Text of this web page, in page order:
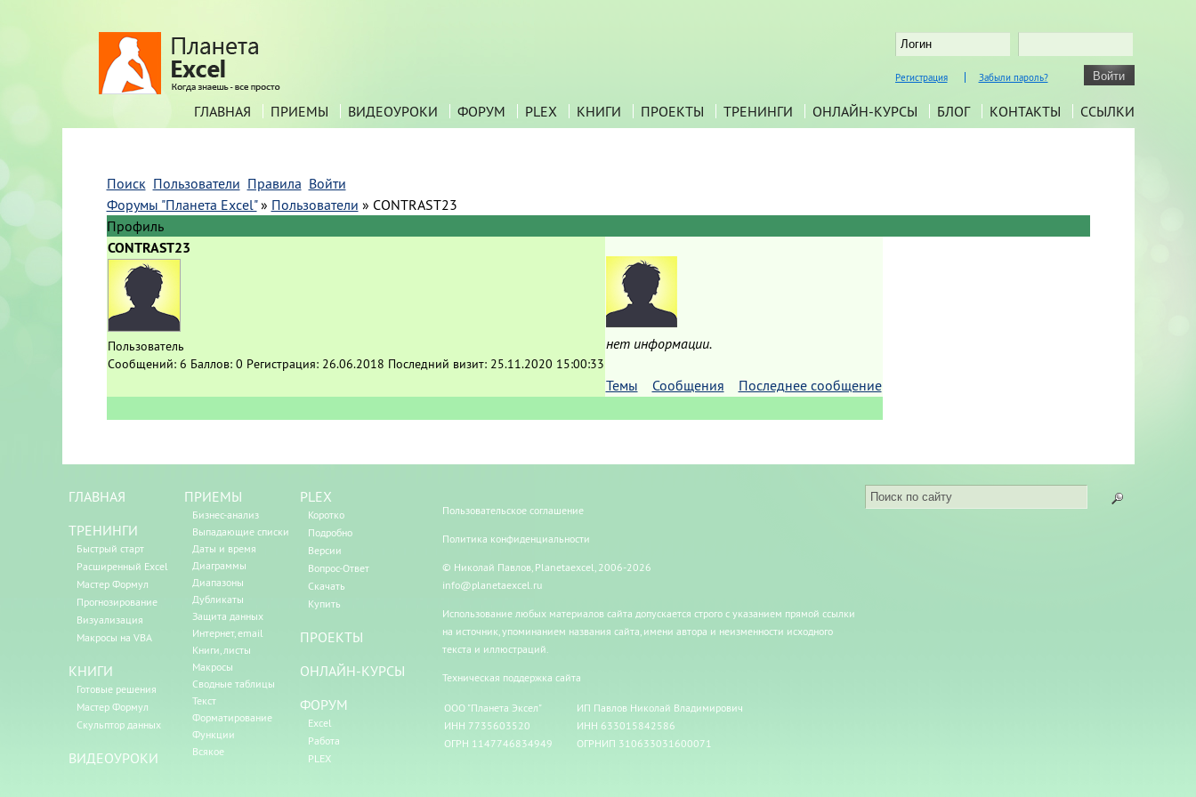
Регистрация Забыли пароль?
ГЛАВНАЯ ПРИЕМЫ ВИДЕОУРОКИ ФОРУМ PLEX КНИГИ ПРОЕКТЫ ТРЕНИНГИ ОНЛАЙН-КУРСЫ БЛОГ КОНТАКТЫ ССЫЛКИ
Поиск Пользователи Правила Войти
Форумы "Планета Excel" » Пользователи » CONTRAST23
Профиль
CONTRAST23
Пользователь
Сообщений: 6 Баллов: 0 Регистрация: 26.06.2018 Последний визит: 25.11.2020 15:00:33
нет информации.
Темы Сообщения Последнее сообщение
ГЛАВНАЯ
ТРЕНИНГИ
Быстрый старт
Расширенный Excel
Мастер Формул
Прогнозирование
Визуализация
Макросы на VBA
КНИГИ
Готовые решения
Мастер Формул
Скульптор данных
ВИДЕОУРОКИ
ПРИЕМЫ
Бизнес-анализ
Выпадающие списки
Даты и время
Диаграммы
Диапазоны
Дубликаты
Защита данных
Интернет, email
Книги, листы
Макросы
Сводные таблицы
Текст
Форматирование
Функции
Всякое
PLEX
Коротко
Подробно
Версии
Вопрос-Ответ
Скачать
Купить
ПРОЕКТЫ
ОНЛАЙН-КУРСЫ
ФОРУМ
Excel
Работа
PLEX
Пользовательское соглашение
Политика конфиденциальности
© Николай Павлов, Planetaexcel, 2006-2026
info@planetaexcel.ru
Использование любых материалов сайта допускается строго с указанием прямой ссылки
на источник, упоминанием названия сайта, имени автора и неизменности исходного
текста и иллюстраций.
Техническая поддержка сайта
ООО "Планета Эксел"
ИНН 7735603520
ОГРН 1147746834949
ИП Павлов Николай Владимирович
ИНН 633015842586
ОГРНИП 310633031600071